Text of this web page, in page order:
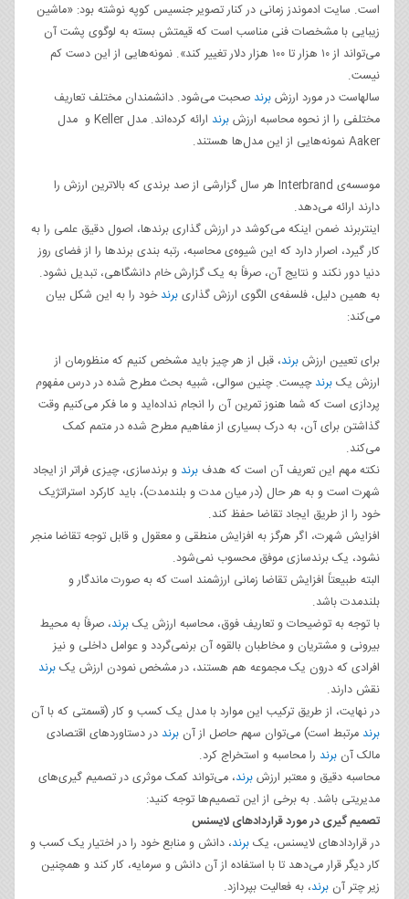
است. سایت ادموندز زمانی در کنار تصویر جنسیس کوپه نوشته بود: «ماشین
زیبایی با مشخصات فنی مناسب است که قیمتش بسته به لوگوی پشت آن
می‌تواند از ۱۰ هزار تا ۱۰۰ هزار دلار تغییر کند». نمونه‌هایی از این دست کم
نیست.
سالهاست در مورد ارزشبرند صحبت می‌شود. دانشمندان مختلف تعاریف
مختلفی را از نحوه محاسبه ارزشبرند
ارائه کرده‌اند. مدل Keller و مدل
Aaker نمونه‌هایی از این مدل‌ها هستند.
موسسه‌ی Interbrand هر سال گزارشی از صد برندی که بالاترین ارزش‌ را
دارند ارائه می‌دهد.
اینتربرند ضمن اینکه می‌کوشد در ارزش گذاری برندها،‌ اصول دقیق علمی را به
کار گیرد، اصرار دارد که این شیوه‌ی محاسبه، رتبه بندی برندها را از فضای روز
دنیا دور نکند و نتایج آن، صرفاً به یک گزارش خام دانشگاهی، تبدیل نشود.
به همین دلیل، فلسفه‌ی الگوی ارزش گذاریبرندخود را به این شکل بیان
می‌کند:
برای تعیین ارزشبرند، قبل از هر چیز باید مشخص کنیم که منظورمان از
ارزش یکبرندچیست. چنین سوالی،‌ شبیه بحث مطرح شده در درس مفهوم
پردازی است که شما هنوز تمرین آن را انجام نداده‌اید و ما فکر می‌کنیم وقت
گذاشتن برای آن، به درک بسیاری از مفاهیم مطرح شده در متمم کمک
می‌کند.
نکته مهم این تعریف آن است که هدف برند و برندسازی، چیزی فراتر از ایجاد
شهرت است و به هر حال (در میان مدت و بلندمدت)، باید کارکرد استراتژیک
خود را از طریق ایجاد تقاضا حفظ کند.
افزایش شهرت، اگر هرگز به افزایش منطقی و معقول و قابل توجه تقاضا منجر
نشود، یک برندسازی موفق محسوب نمی‌شود.
البته طبیعتاً افزایش تقاضا زمانی ارزشمند است که به صورت ماندگار و
بلندمدت باشد.
با توجه به توضیحات و تعاریف فوق، محاسبه ارزش یکبرند، صرفاً به محیط
بیرونی و مشتریان و مخاطبان بالقوه آن برنمی‌گردد و عوامل داخلی و نیز
افرادی که درون یک مجموعه هم هستند، در مشخص نمودن ارزش یکبرند
نقش دارند.
در نهایت، از طریق ترکیب این موارد با مدل یک کسب و کار (قسمتی که با آن
برند مرتبط است) می‌توان سهم حاصل از آن برند در دستاوردهای اقتصادی
مالک آن برند را محاسبه و استخراج کرد.
محاسبه دقیق و معتبر ارزشبرند، می‌تواند کمک موثری در تصمیم گیری‌های
مدیریتی باشد. به برخی از این تصمیم‌ها توجه کنید:
تصمیم گیری در مورد قراردادهای لایسنس
در قراردادهای لایسنس، یکبرند، دانش و منابع خود را در اختیار یک کسب و
کار دیگر قرار می‌دهد تا با استفاده از آن دانش و سرمایه، کار کند و همچنین
زیر چتر آن برند، به فعالیت بپردازد.